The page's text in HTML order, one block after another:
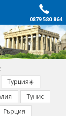
0879 580 864
Турция☀️
Тунис
Гърция